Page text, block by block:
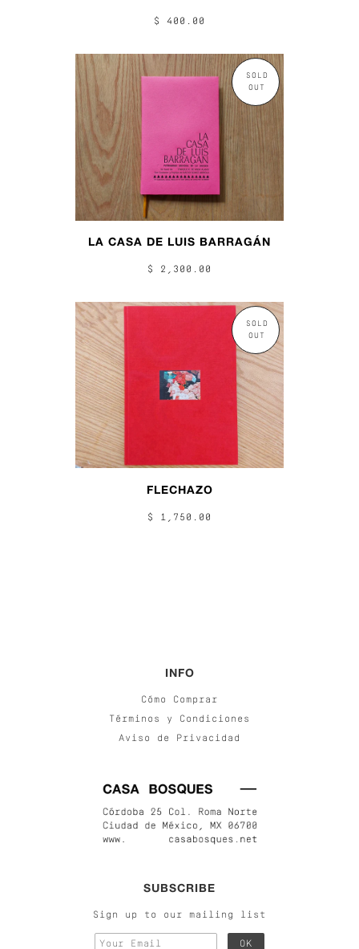
$ 400.00
SOLD
OUT
LA CASA DE LUIS BARRAGÁN
$ 2,300.00
SOLD
OUT
FLECHAZO
$ 1,750.00
INFO
Cómo Comprar
Términos y Condiciones
Aviso de Privacidad
SUBSCRIBE
Sign up to our mailing list